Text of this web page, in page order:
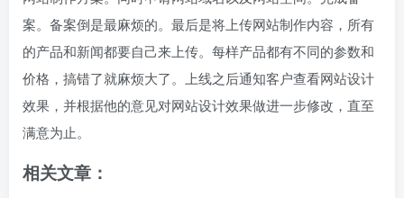
案。备案倒是最麻烦的。最后是将上传网站制作内容，所有
的产品和新闻都要自己来上传。每样产品都有不同的参数和
价格，搞错了就麻烦大了。上线之后通知客户查看网站设计
效果，并根据他的意见对网站设计效果做进一步修改，直至
满意为止。
相关文章：